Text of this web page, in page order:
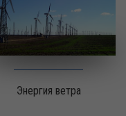
Энергия ветра